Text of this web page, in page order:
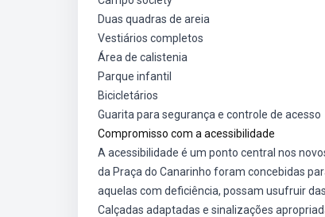
Duas quadras de areia
Vestiários completos
Área de calistenia
Parque infantil
Bicicletários
Guarita para segurança e controle de acesso
Compromisso com a acessibilidade
A acessibilidade é um ponto central nos
da Praça do Canarinho foram concebidas
aquelas com deficiência, possam usufruir
Calçadas adaptadas e sinalizações